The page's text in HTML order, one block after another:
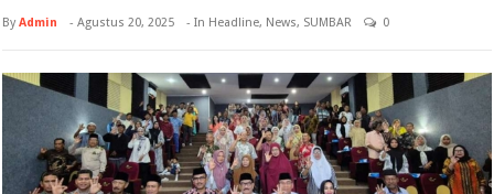
ByAdmin -Agustus 20, 2025 - In Headline, News, SUMBAR 0